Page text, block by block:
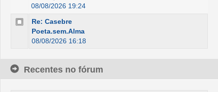
08/08/2026 19:24
Re: Casebre
Poeta.sem.Alma
08/08/2026 16:18
Recentes no fórum